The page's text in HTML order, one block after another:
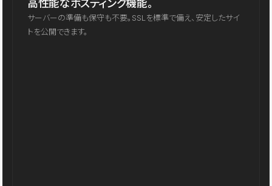
高性能なホスティング機能。
サーバーの準備も保守も不要。SSLを標準で備え、安定したサイ
トを公開できます。